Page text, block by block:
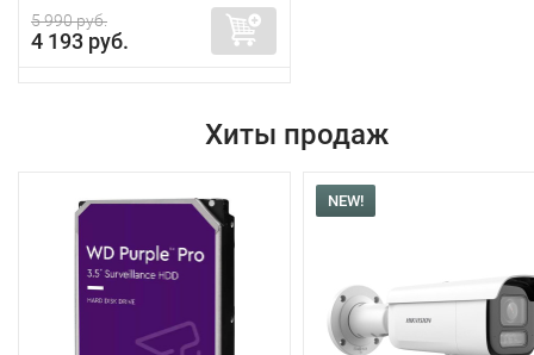
5 990 руб.
4 193 руб.
Хиты продаж
NEW!